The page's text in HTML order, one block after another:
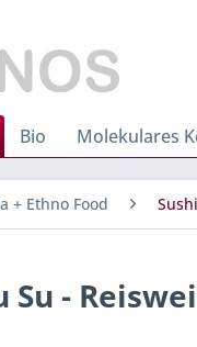
Bio Molekulares
+ Ethno Food Sushi
-